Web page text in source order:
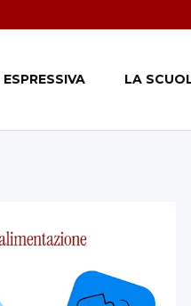
LA